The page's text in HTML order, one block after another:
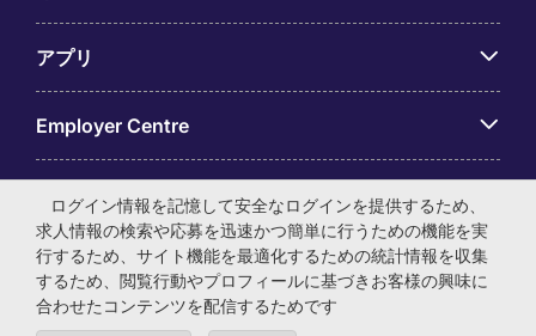
アプリ
Employer Centre
© マイケル・ペイジ・インターナショナル・ジャパン株式会
社 法人番号：0104-01-043253 本社所在地：〒105-0001 東
京都港区虎ノ門4-3-13 ヒューリック神谷町ビル6階 有料職業
ログイン情報を記憶して安全なログインを提供するため、
求人情報の検索や応募を迅速かつ簡単に行うための機能を実
行するため、サイト機能を最適化するための統計情報を収集
するため、閲覧行動やプロフィールに基づきお客様の興味に
合わせたコンテンツを配信するためです